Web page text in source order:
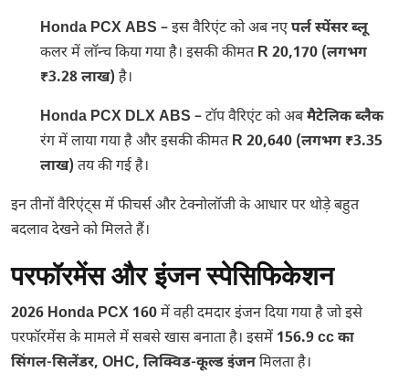
Honda PCX ABS – इस वैरिएंट को अब नएपर्ल स्पेंसर ब्लू
कलर में लॉन्च किया गया है। इसकी कीमतR 20,170 (लगभग
₹3.28 लाख) है।
Honda PCX DLX ABS – टॉप वैरिएंट को अबमैटेलिक ब्लैक
रंग में लाया गया है और इसकी कीमतR 20,640 (लगभग ₹3.35
लाख) तय की गई है।
इन तीनों वैरिएंट्स में फीचर्स और टेक्नोलॉजी के आधार पर थोड़े बहुत
बदलाव देखने को मिलते हैं।
परफॉरमेंस और इंजन स्पेसिफिकेशन
2026 Honda PCX 160में वही दमदार इंजन दिया गया है जो इसे
परफॉरमेंस के मामले में सबसे खास बनाता है। इसमें 156.9 cc का
सिंगल-सिलेंडर, OHC, लिक्विड-कूल्ड इंजनमिलता है।